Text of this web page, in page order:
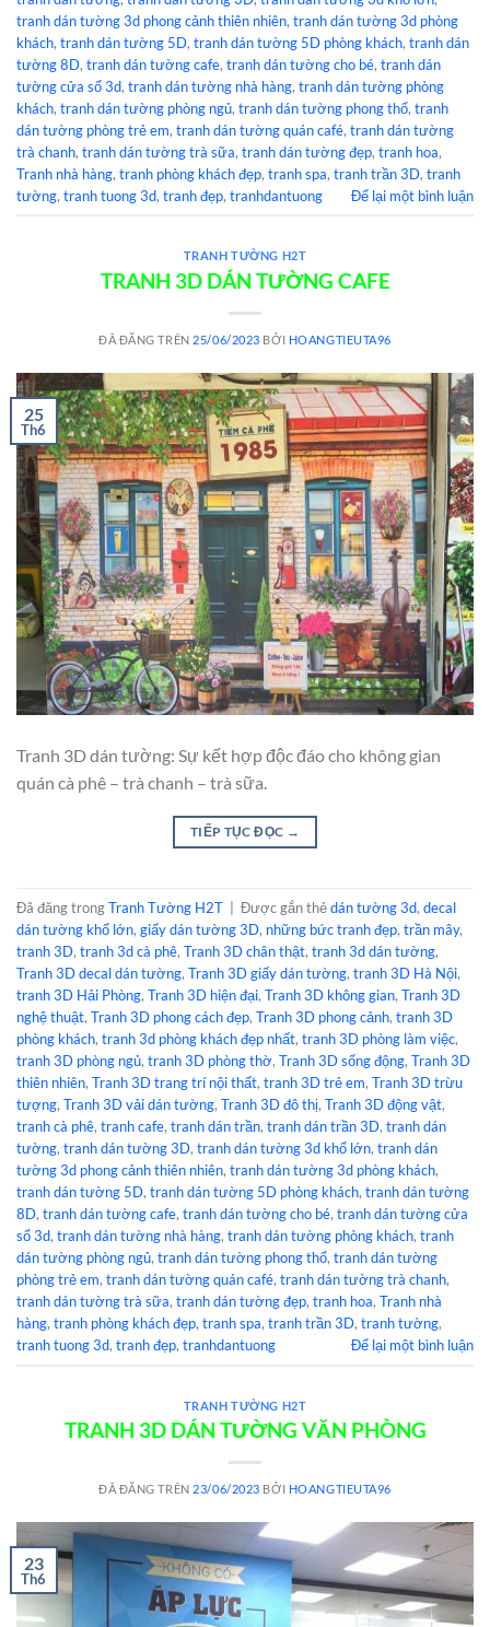
tranh dán tường 3d phong cảnh thiên nhiên, tranh dán tường 3d phòng
khách, tranh dán tường 5D, tranh dán tường 5D phòng khách, tranh dán
tường 8D, tranh dán tường cafe, tranh dán tường cho bé, tranh dán
tường cửa sổ 3d, tranh dán tường nhà hàng, tranh dán tường phòng
khách, tranh dán tường phòng ngủ, tranh dán tường phong thổ, tranh
dán tường phòng trẻ em, tranh dán tường quán café, tranh dán tường
trà chanh, tranh dán tường trà sữa, tranh dán tường đẹp, tranh hoa,
Tranh nhà hàng, tranh phòng khách đẹp, tranh spa, tranh trần 3D, tranh
tường, tranh tuong 3d, tranh đẹp, tranhdantuong Để lại một bình luận
TRANH TƯỜNG H2T
TRANH 3D DÁN TƯỜNG CAFE
ĐÃ ĐĂNG TRÊN 25/06/2023 BỞI HOANGTIEUTA96
25
Th6
Tranh 3D dán tường: Sự kết hợp độc đáo cho không gian
quán cà phê – trà chanh – trà sữa.
TIẾP TỤC ĐỌC →
Đã đăng trongTranh Tường H2T Được gắn thẻdán tường 3d, decal
dán tường khổ lớn, giấy dán tường 3D, những bức tranh đẹp, trần mây,
tranh 3D, tranh 3d cà phê, Tranh 3D chân thật, tranh 3d dán tường,
Tranh 3D decal dán tường, Tranh 3D giấy dán tường, tranh 3D Hà Nội,
tranh 3D Hải Phòng, Tranh 3D hiện đại, Tranh 3D không gian, Tranh 3D
nghệ thuật, Tranh 3D phong cách đẹp, Tranh 3D phong cảnh, tranh 3D
phòng khách, tranh 3d phòng khách đẹp nhất, tranh 3D phòng làm việc,
tranh 3D phòng ngủ, tranh 3D phòng thờ, Tranh 3D sống động, Tranh 3D
thiên nhiên, Tranh 3D trang trí nội thất, tranh 3D trẻ em, Tranh 3D trừu
tượng, Tranh 3D vải dán tường, Tranh 3D đô thị, Tranh 3D động vật,
tranh cà phê, tranh cafe, tranh dán trần, tranh dán trần 3D, tranh dán
tường, tranh dán tường 3D, tranh dán tường 3d khổ lớn, tranh dán
tường 3d phong cảnh thiên nhiên, tranh dán tường 3d phòng khách,
tranh dán tường 5D, tranh dán tường 5D phòng khách, tranh dán tường
8D, tranh dán tường cafe, tranh dán tường cho bé, tranh dán tường cửa
sổ 3d, tranh dán tường nhà hàng, tranh dán tường phòng khách, tranh
dán tường phòng ngủ, tranh dán tường phong thổ, tranh dán tường
phòng trẻ em, tranh dán tường quán café, tranh dán tường trà chanh,
tranh dán tường trà sữa, tranh dán tường đẹp, tranh hoa, Tranh nhà
hàng, tranh phòng khách đẹp, tranh spa, tranh trần 3D, tranh tường,
tranh tuong 3d, tranh đẹp, tranhdantuong Để lại một bình luận
TRANH TƯỜNG H2T
TRANH 3D DÁN TƯỜNG VĂN PHÒNG
ĐÃ ĐĂNG TRÊN 23/06/2023 BỞI HOANGTIEUTA96
23
Th6